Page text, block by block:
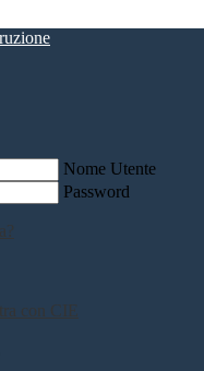
Nome Utente
Password
con CIE